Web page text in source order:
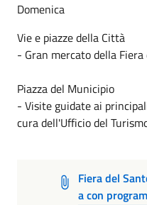
Domenica
Vie e piazze della Città
- Gran mercato della
Piazza del Municipio
- Visite guidate ai
cura dell'Ufficio del
Fiera del
a con